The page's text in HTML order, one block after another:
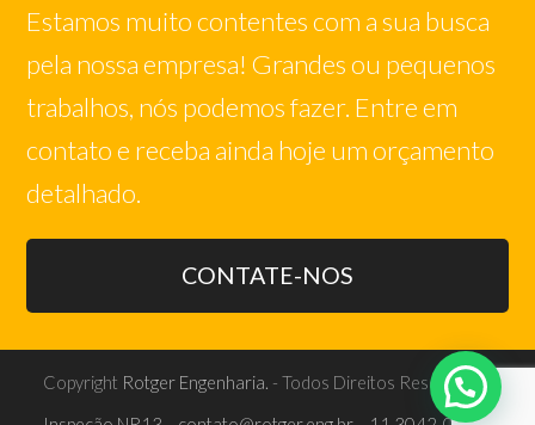
Estamos muito contentes com a sua busca
pela nossa empresa! Grandes ou pequenos
trabalhos, nós podemos fazer. Entre em
contato e receba ainda hoje um orçamento
detalhado.
CONTATE-NOS
Copyright Rotger Engenharia. - Todos Direitos Reservados